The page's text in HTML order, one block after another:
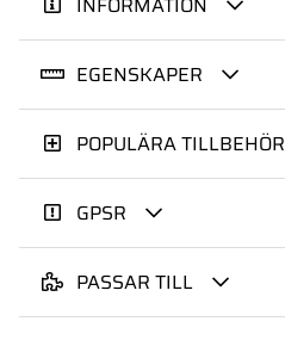
EGENSKAPER
POPULÄRA TILLBEHÖR
GPSR
PASSAR TILL